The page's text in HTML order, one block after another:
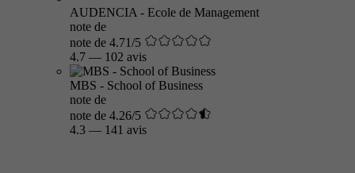
AUDENCIA - Ecole de Management
note de
note de 4.71/5
4.7 — 102 avis
MBS - School of Business
note de
note de 4.26/5
4.3 — 141 avis